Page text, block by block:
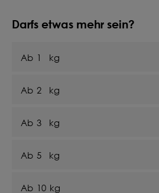
Darfs etwas mehr sein?
Ab 1 kg
Ab 2 kg
Ab 3 kg
Ab 5 kg
Ab 10 kg